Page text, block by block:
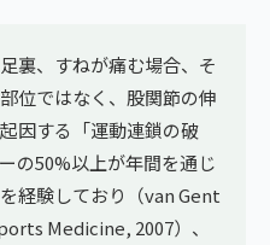
裏、すねが痛む場合、そ
位ではなく、股関節の伸
因する「運動連鎖の破
の50%以上が年間を通じ
経験しており（van Gent
Medicine, 2007）、